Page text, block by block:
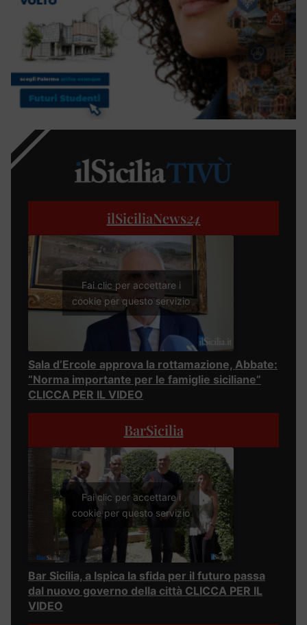
ilSiciliaNews24
Fai clic per accettare i
cookie per questo servizio
Sala d’Ercole approva la rottamazione, Abbate:
“Norma importante per le famiglie siciliane”
CLICCA PER IL VIDEO
BarSicilia
Fai clic per accettare i
cookie per questo servizio
Bar Sicilia, a Ispica la sfida per il futuro passa
dal nuovo governo della città CLICCA PER IL
VIDEO